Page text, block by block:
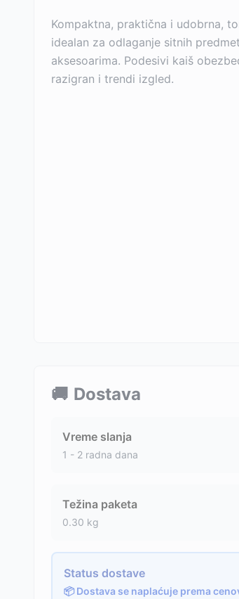
Kompaktna, praktična i udobrna,
idealan za odlaganje sitnih
aksesoarima. Podesivi kaiš
razigran i trendi izgled.
🚚 Dostava
Vreme slanja
1 - 2 radna dana
Težina paketa
0.30 kg
Status dostave
📦 Dostava se naplaćuje prema